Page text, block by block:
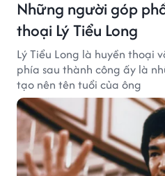
Những người góp
thoại Lý Tiểu Long
Lý Tiểu Long là huyền thoại
phía sau thành công ấy là
tạo nên tên tuổi của ông